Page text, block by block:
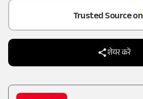
Trusted Source on
शेयर करें